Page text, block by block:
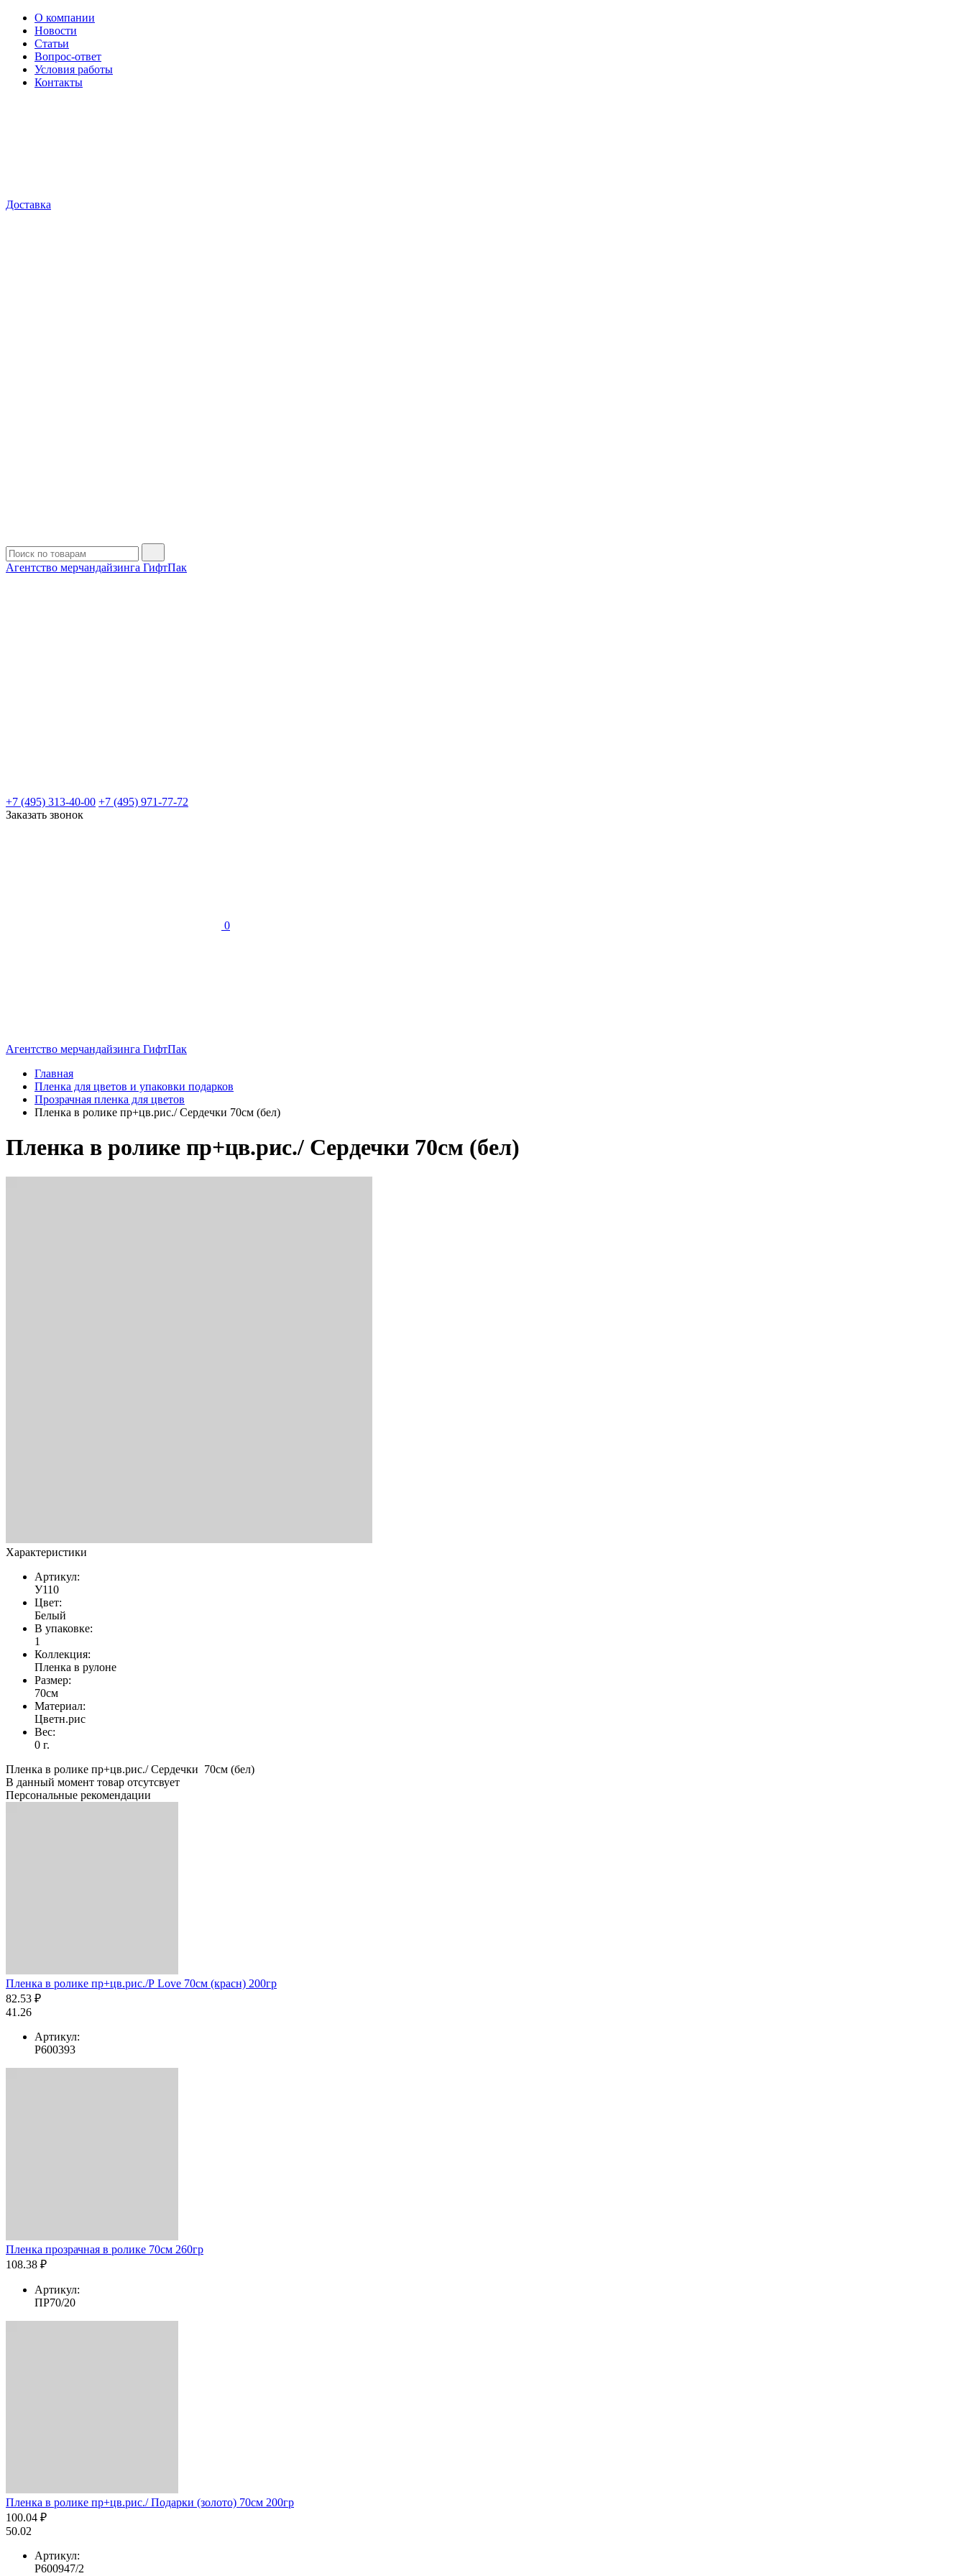
О компании
Новости
Статьи
Вопрос-ответ
Условия работы
Контакты
Доставка
Агентство мерчандайзинга ГифтПак
+7 (495) 313-40-00 +7 (495) 971-77-72
Заказать звонок
0
Агентство мерчандайзинга ГифтПак
Главная
Пленка для цветов и упаковки подарков
Прозрачная пленка для цветов
Пленка в ролике пр+цв.рис./ Сердечки 70см (бел)
Пленка в ролике пр+цв.рис./ Сердечки 70см (бел)
Характеристики
Артикул:
У110
Цвет:
Белый
В упаковке:
1
Коллекция:
Пленка в рулоне
Размер:
70см
Материал:
Цветн.рис
Вес:
0 г.
Пленка в ролике пр+цв.рис./ Сердечки 70см (бел)
В данный момент товар отсутсвует
Персональные рекомендации
Пленка в ролике пр+цв.рис./Р Love 70см (красн) 200гр
82.53 ₽
41.26
Артикул:
Р600393
Пленка прозрачная в ролике 70см 260гр
108.38 ₽
Артикул:
ПР70/20
Пленка в ролике пр+цв.рис./ Подарки (золото) 70см 200гр
100.04 ₽
50.02
Артикул:
Р600947/2